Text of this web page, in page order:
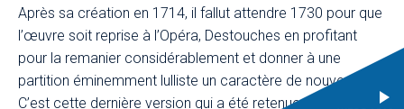
Après sa création en 1714, il fallut attendre 1730 pour que
l’œuvre soit reprise à l’Opéra, Destouches en profitant
pour la remanier considérablement et donner à une
partition éminemment lulliste un caractère de nouveauté.
C’est cette dernière version qui a été retenue : si la source